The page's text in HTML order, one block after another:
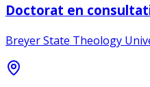
Doctorat en
Breyer State Theology